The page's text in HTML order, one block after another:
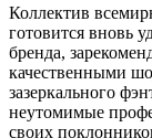
Коллектив
готовится вновь
бренда,
качественными
зазеркального
неутомимые
своих